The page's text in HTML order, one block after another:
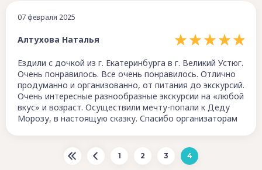
07 февраля 2025
Алтухова Наталья
Ездили с дочкой из г. Екатеринбурга в г. Великий Устюг.
Очень понравилось. Все очень понравилось. Отлично
продуманно и организованно, от питания до экскурсий.
Очень интересные разнообразные экскурсии на «любой
вкус» и возраст. Осуществили мечту-попали к Деду
Морозу, в настоящую сказку. Спасибо организаторам
1 2 3 4